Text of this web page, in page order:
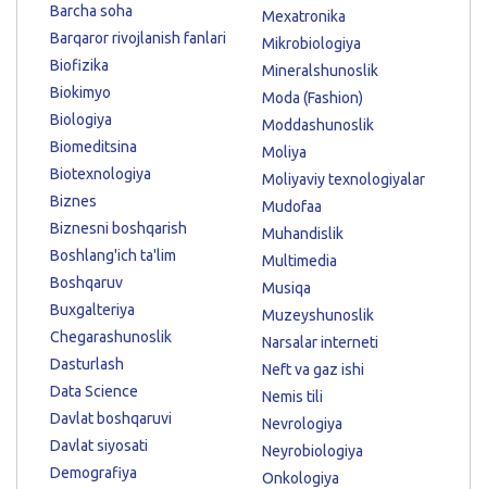
Barcha soha
Barqaror rivojlanish fanlari
Biofizika
Biokimyo
Biologiya
Biomeditsina
Biotexnologiya
Biznes
Biznesni boshqarish
Boshlang'ich ta'lim
Boshqaruv
Buxgalteriya
Chegarashunoslik
Dasturlash
Data Science
Davlat boshqaruvi
Davlat siyosati
Demografiya
Mexatronika
Mikrobiologiya
Mineralshunoslik
Moda (Fashion)
Moddashunoslik
Moliya
Moliyaviy texnologiyalar
Mudofaa
Muhandislik
Multimedia
Musiqa
Muzeyshunoslik
Narsalar interneti
Neft va gaz ishi
Nemis tili
Nevrologiya
Neyrobiologiya
Onkologiya